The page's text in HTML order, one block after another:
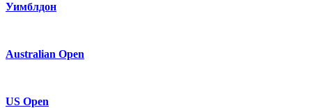
Уимблдон
Australian Open
US Open